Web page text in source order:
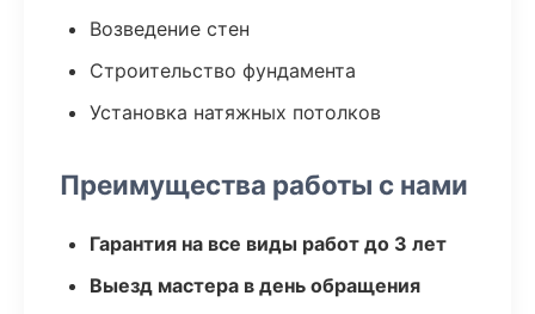
Возведение стен
Строительство фундамента
Установка натяжных потолков
Преимущества работы с нами
Гарантия на все виды работ до 3 лет
Выезд мастера в день обращения